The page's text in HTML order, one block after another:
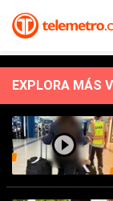
EXPLORA MÁS